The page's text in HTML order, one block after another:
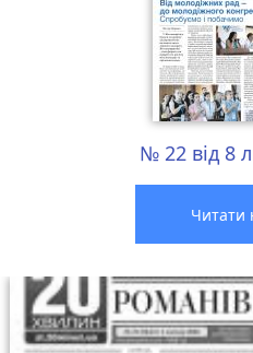
№ 22 від 8
Читати